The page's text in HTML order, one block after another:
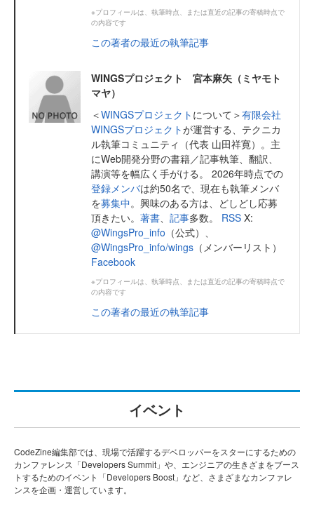
※プロフィールは、執筆時点、または直近の記事の寄稿時点で
の内容です
この著者の最近の執筆記事
WINGSプロジェクト 宮本麻矢（ミヤモト
マヤ）
＜WINGSプロジェクト について＞有限会社
WINGSプロジェクトが運営する、テクニカ
ル執筆コミュニティ（代表 山田祥寛）。主
にWeb開発分野の書籍／記事執筆、翻訳、
講演等を幅広く手がける。 2026年時点での
登録メンバは約50名で、現在も執筆メンバ
を募集中。興味のある方は、どしどし応募
頂きたい。 著書 記事多数。 RSS X:
@WingsPro_info （公式）、
@WingsPro_info/wings （メンバーリスト）
Facebook
※プロフィールは、執筆時点、または直近の記事の寄稿時点で
の内容です
この著者の最近の執筆記事
イベント
CodeZine編集部では、現場で活躍するデベロッパーをスターにするための
カンファレンス「Developers Summit」や、エンジニアの生きざまをブース
トするためのイベント「Developers Boost」など、さまざまなカンファレ
ンスを企画・運営しています。